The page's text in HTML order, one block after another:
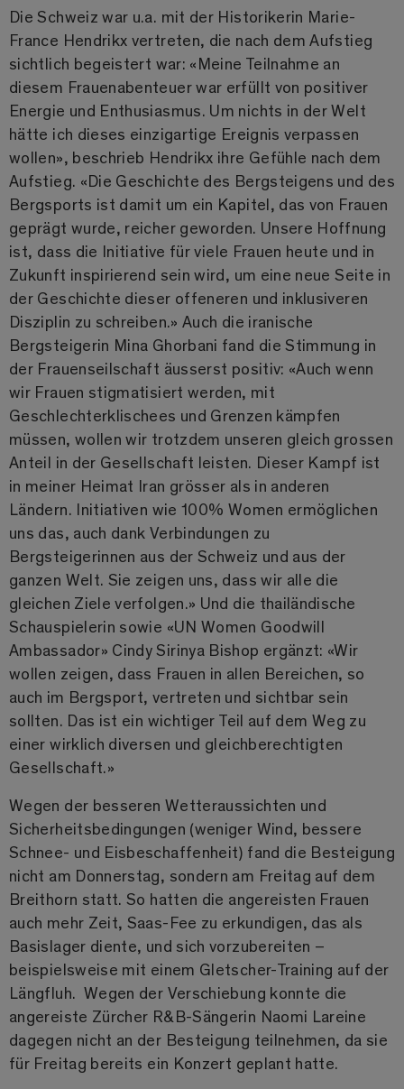
Die Schweiz war u.a. mit der Historikerin Marie-
France Hendrikx vertreten, die nach dem Aufstieg
sichtlich begeistert war: «Meine Teilnahme an
diesem Frauenabenteuer war erfüllt von positiver
Energie und Enthusiasmus. Um nichts in der Welt
hätte ich dieses einzigartige Ereignis verpassen
wollen», beschrieb Hendrikx ihre Gefühle nach dem
Aufstieg. «Die Geschichte des Bergsteigens und des
Bergsports ist damit um ein Kapitel, das von Frauen
geprägt wurde, reicher geworden. Unsere Hoffnung
ist, dass die Initiative für viele Frauen heute und in
Zukunft inspirierend sein wird, um eine neue Seite in
der Geschichte dieser offeneren und inklusiveren
Disziplin zu schreiben.» Auch die iranische
Bergsteigerin Mina Ghorbani fand die Stimmung in
der Frauenseilschaft äusserst positiv: «Auch wenn
wir Frauen stigmatisiert werden, mit
Geschlechterklischees und Grenzen kämpfen
müssen, wollen wir trotzdem unseren gleich grossen
Anteil in der Gesellschaft leisten. Dieser Kampf ist
in meiner Heimat Iran grösser als in anderen
Ländern. Initiativen wie 100% Women ermöglichen
uns das, auch dank Verbindungen zu
Bergsteigerinnen aus der Schweiz und aus der
ganzen Welt. Sie zeigen uns, dass wir alle die
gleichen Ziele verfolgen.» Und die thailändische
Schauspielerin sowie «UN Women Goodwill
Ambassador» Cindy Sirinya Bishop ergänzt: «Wir
wollen zeigen, dass Frauen in allen Bereichen, so
auch im Bergsport, vertreten und sichtbar sein
sollten. Das ist ein wichtiger Teil auf dem Weg zu
einer wirklich diversen und gleichberechtigten
Gesellschaft.»
Wegen der besseren Wetteraussichten und
Sicherheitsbedingungen (weniger Wind, bessere
Schnee- und Eisbeschaffenheit) fand die Besteigung
nicht am Donnerstag, sondern am Freitag auf dem
Breithorn statt. So hatten die angereisten Frauen
auch mehr Zeit, Saas-Fee zu erkundigen, das als
Basislager diente, und sich vorzubereiten ­–
beispielsweise mit einem Gletscher-Training auf der
Längfluh. Wegen der Verschiebung konnte die
angereiste Zürcher R&B-Sängerin Naomi Lareine
dagegen nicht an der Besteigung teilnehmen, da sie
für Freitag bereits ein Konzert geplant hatte.